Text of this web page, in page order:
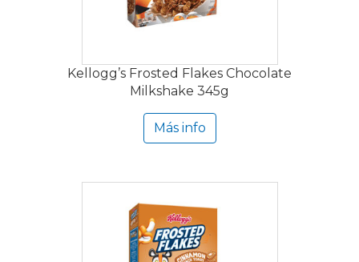
Kellogg’s Frosted Flakes Chocolate
Milkshake 345g
Más info